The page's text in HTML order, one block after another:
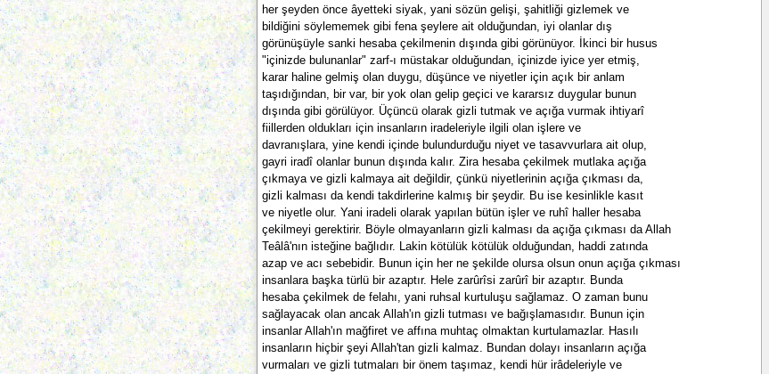
her şeyden önce âyetteki siyak, yani sözün gelişi, şahitliği gizlemek ve
bildiğini söylememek gibi fena şeylere ait olduğundan, iyi olanlar dış
görünüşüyle sanki hesaba çekilmenin dışında gibi görünüyor. İkinci bir husus
"içinizde bulunanlar" zarf-ı müstakar olduğundan, içinizde iyice yer etmiş,
karar haline gelmiş olan duygu, düşünce ve niyetler için açık bir anlam
taşıdığından, bir var, bir yok olan gelip geçici ve kararsız duygular bunun
dışında gibi görülüyor. Üçüncü olarak gizli tutmak ve açığa vurmak ihtiyarî
fiillerden oldukları için insanların iradeleriyle ilgili olan işlere ve
davranışlara, yine kendi içinde bulundurduğu niyet ve tasavvurlara ait olup,
gayri iradî olanlar bunun dışında kalır. Zira hesaba çekilmek mutlaka açığa
çıkmaya ve gizli kalmaya ait değildir, çünkü niyetlerinin açığa çıkması da,
gizli kalması da kendi takdirlerine kalmış bir şeydir. Bu ise kesinlikle kasıt
ve niyetle olur. Yani iradeli olarak yapılan bütün işler ve ruhî haller hesaba
çekilmeyi gerektirir. Böyle olmayanların gizli kalması da açığa çıkması da Allah
Teâlâ'nın isteğine bağlıdır. Lakin kötülük kötülük olduğundan, haddi zatında
azap ve acı sebebidir. Bunun için her ne şekilde olursa olsun onun açığa çıkması
insanlara başka türlü bir azaptır. Hele zarûrîsi zarûrî bir azaptır. Bunda
hesaba çekilmek de felahı, yani ruhsal kurtuluşu sağlamaz. O zaman bunu
sağlayacak olan ancak Allah'ın gizli tutması ve bağışlamasıdır. Bunun için
insanlar Allah'ın mağfiret ve affına muhtaç olmaktan kurtulamazlar. Hasılı
insanların hiçbir şeyi Allah'tan gizli kalmaz. Bundan dolayı insanların açığa
vurmaları ve gizli tutmaları bir önem taşımaz, kendi hür irâdeleriyle ve